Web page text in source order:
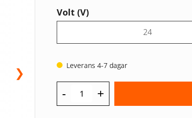
❯
Volt (V)
24
Leverans 4-7 dagar
- +